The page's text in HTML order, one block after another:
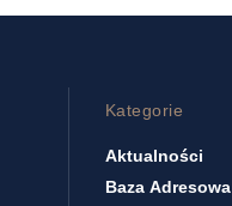
Kategorie
Aktualności
Baza Adresowa